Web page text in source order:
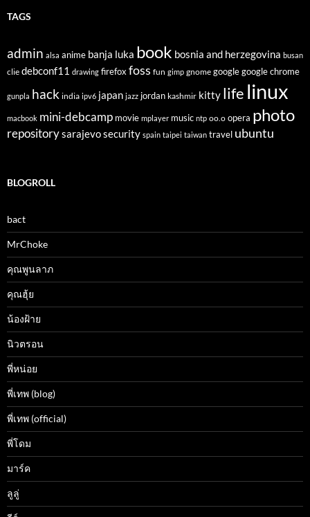
TAGS
admin alsa anime banja luka book bosnia and herzegovina busan
clie debconf11 drawing firefoxfoss fun gimp gnome google google chrome
gunpla hack india ipv6 japan jazz jordan kashmir kitty life linux
macbook mini-debcamp movie mplayer music ntp oo.o opera photo
repositorysarajevosecurity spain taipei taiwan travel ubuntu
BLOGROLL
bact
MrChoke
คุณพูนลาภ
คุณฮุ้ย
น้องฝ้าย
นิวตรอน
พี่หน่อย
พี่เทพ (blog)
พี่เทพ (official)
พี่โดม
มาร์ค
ลูลู่